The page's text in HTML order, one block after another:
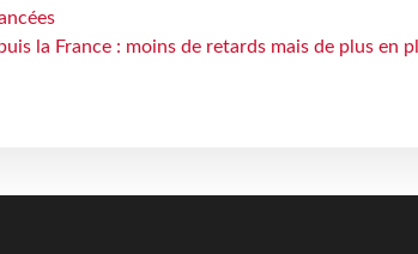
la France : moins de retards mais de plus en